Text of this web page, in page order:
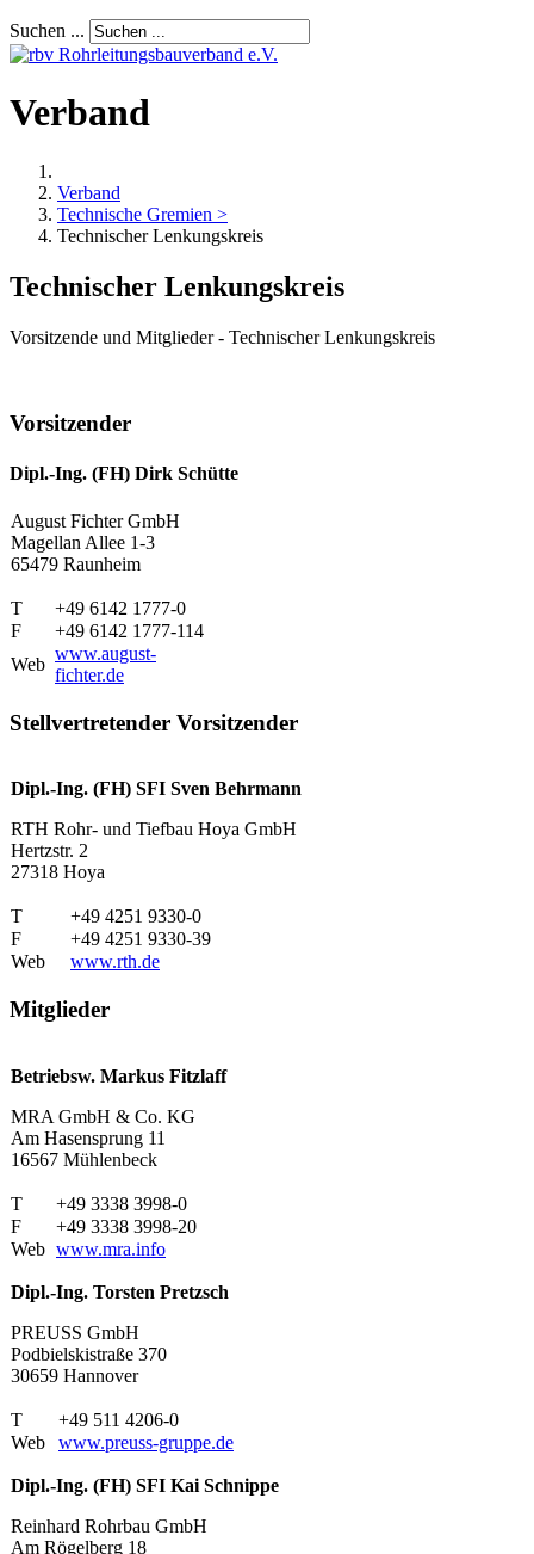
Suchen ...
Verband
Verband
Technische Gremien >
Technischer Lenkungskreis
Technischer Lenkungskreis
Vorsitzende und Mitglieder - Technischer Lenkungskreis
Vorsitzender
Dipl.-Ing. (FH) Dirk Schütte
August Fichter GmbH
Magellan Allee 1-3
65479 Raunheim
T
+49 6142 1777-0
F
+49 6142 1777-114
Web
www.august-
fichter.de
Stellvertretender Vorsitzender
Dipl.-Ing. (FH) SFI Sven Behrmann
RTH Rohr- und Tiefbau Hoya GmbH
Hertzstr. 2
27318 Hoya
T
+49 4251 9330-0
F
+49 4251 9330-39
Web
www.rth.de
Mitglieder
Betriebsw. Markus Fitzlaff
MRA GmbH & Co. KG
Am Hasensprung 11
16567 Mühlenbeck
T
+49 3338 3998-0
F
+49 3338 3998-20
Web www.mra.info
Dipl.-Ing. Torsten Pretzsch
PREUSS GmbH
Podbielskistraße 370
30659 Hannover
T
+49 511 4206-0
Web
www.preuss-gruppe.de
Dipl.-Ing. (FH) SFI Kai Schnippe
Reinhard Rohrbau GmbH
Am Rögelberg 18